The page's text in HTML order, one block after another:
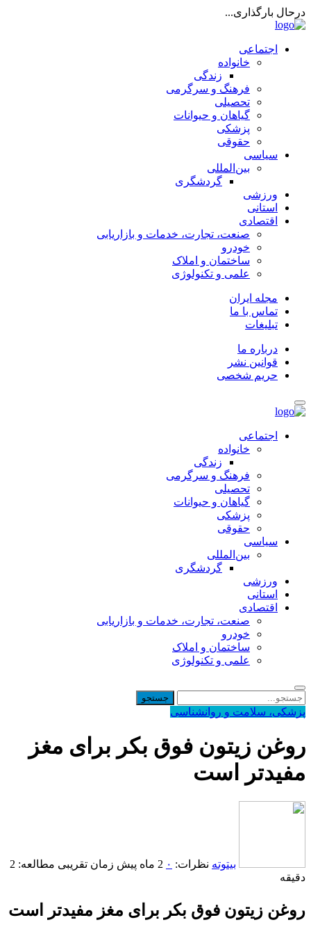
درحال بارگذاری...
اجتماعی
خانواده
زندگی
فرهنگ و سرگرمی
تحصیلی
گیاهان و حیوانات
پزشکی
حقوقی
سیاسی
بین‌المللی
گردشگری
ورزشی
استانی
اقتصادی
صنعت، تجارت، خدمات و بازاریابی
خودرو
ساختمان و املاک
علمی و تکنولوژی
مجله ایران
تماس با ما
تبلیغات
درباره ما
قوانین نشر
حریم شخصی
اجتماعی
خانواده
زندگی
فرهنگ و سرگرمی
تحصیلی
گیاهان و حیوانات
پزشکی
حقوقی
سیاسی
بین‌المللی
گردشگری
ورزشی
استانی
اقتصادی
صنعت، تجارت، خدمات و بازاریابی
خودرو
ساختمان و املاک
علمی و تکنولوژی
پزشکی، سلامت و روانشناسی
روغن زیتون فوق بکر برای مغز
مفیدتر است
بیتوته نظرات: ۰ 2 ماه پیش
زمان تقریبی مطالعه: 2
دقیقه
روغن زیتون فوق بکر برای مغز مفیدتر است